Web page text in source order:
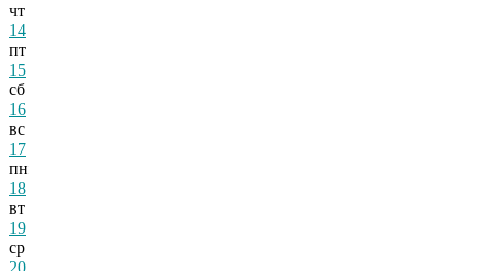
чт
14
пт
15
сб
16
вс
17
пн
18
вт
19
ср
20